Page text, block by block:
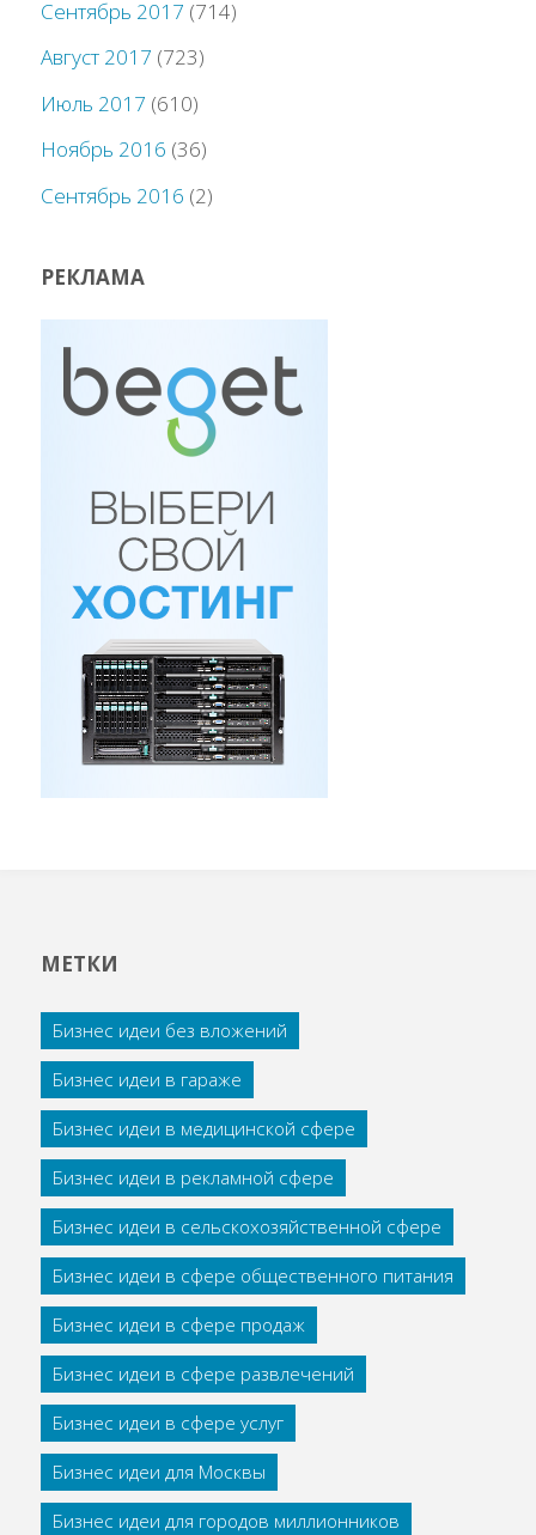
Сентябрь 2017 (714)
Август 2017 (723)
Июль 2017 (610)
Ноябрь 2016 (36)
Сентябрь 2016 (2)
РЕКЛАМА
МЕТКИ
Бизнес идеи без вложений
Бизнес идеи в гараже
Бизнес идеи в медицинской сфере
Бизнес идеи в рекламной сфере
Бизнес идеи в сельскохозяйственной сфере
Бизнес идеи в сфере общественного питания
Бизнес идеи в сфере продаж
Бизнес идеи в сфере развлечений
Бизнес идеи в сфере услуг
Бизнес идеи для Москвы
Бизнес идеи для городов миллионников